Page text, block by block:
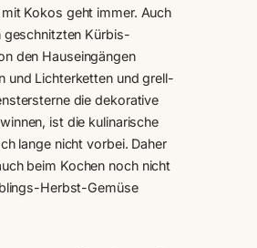
Kokos geht immer. Auch
geschnitzten Kürbis-
den Hauseingängen
und Lichterketten und grell-
die dekorative
ist die kulinarische
lange nicht vorbei. Daher
beim Kochen noch nicht
Herbst-Gemüse